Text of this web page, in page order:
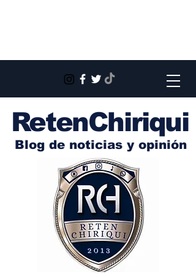
RetenChiriqui
Blog de noticias y opinión